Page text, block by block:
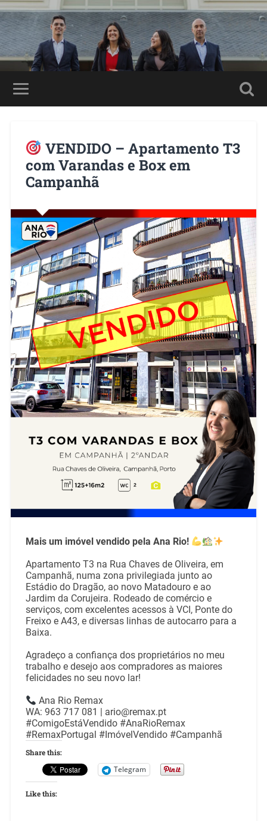
VENDIDO – Apartamento T3
com Varandas e Box em
Campanhã
Mais um imóvel vendido pela Ana Rio!
Apartamento T3 na Rua Chaves de Oliveira, em
Campanhã, numa zona privilegiada junto ao
Estádio do Dragão, ao novo Matadouro e ao
Jardim da Corujeira. Rodeado de comércio e
serviços, com excelentes acessos à VCI, Ponte do
Freixo e A43, e diversas linhas de autocarro para a
Baixa.
Agradeço a confiança dos proprietários no meu
trabalho e desejo aos compradores as maiores
felicidades no seu novo lar!
Ana Rio Remax
WA: 963 717 081 | ario@remax.pt
#ComigoEstáVendido #AnaRioRemax
#RemaxPortugal #ImóvelVendido #Campanhã
Share this:
Telegram
Like this: